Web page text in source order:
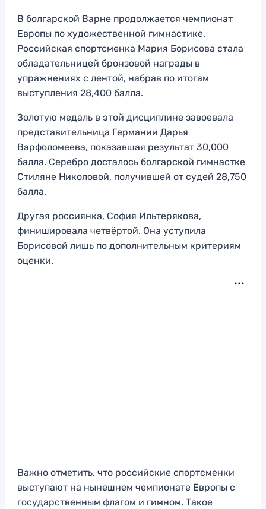
В болгарской Варне продолжается чемпионат
Европы по художественной гимнастике.
Российская спортсменка Мария Борисова стала
обладательницей бронзовой награды в
упражнениях с лентой, набрав по итогам
выступления 28,400 балла.
Золотую медаль в этой дисциплине завоевала
представительница Германии Дарья
Варфоломеева, показавшая результат 30,000
балла. Серебро досталось болгарской гимнастке
Стиляне Николовой, получившей от судей 28,750
балла.
Другая россиянка, София Ильтерякова,
финишировала четвёртой. Она уступила
Борисовой лишь по дополнительным критериям
оценки.
Важно отметить, что российские спортсменки
выступают на нынешнем чемпионате Европы с
государственным флагом и гимном. Такое